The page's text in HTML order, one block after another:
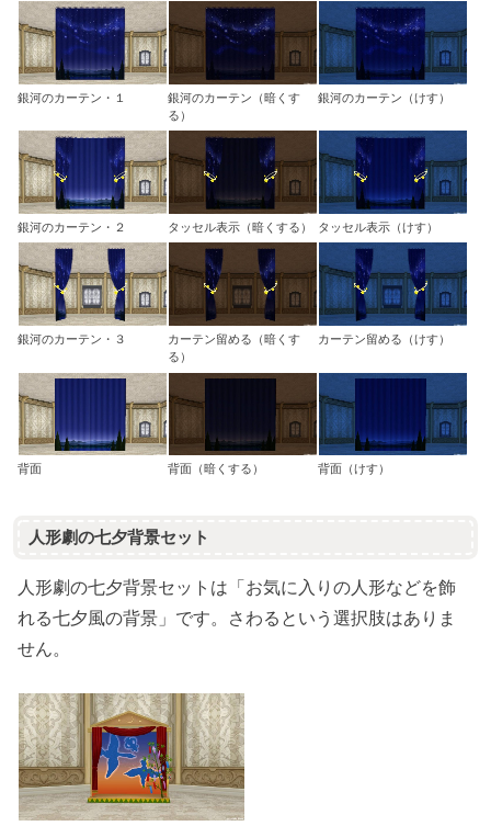
銀河のカーテン・１
銀河のカーテン（暗くす
る）
銀河のカーテン（けす）
銀河のカーテン・２ タッセル表示（暗くする） タッセル表示（けす）
銀河のカーテン・３
カーテン留める（暗くす
る）
カーテン留める（けす）
背面 背面（暗くする） 背面（けす）
人形劇の七夕背景セット
人形劇の七夕背景セットは「お気に入りの人形などを飾
れる七夕風の背景」です。さわるという選択肢はありま
せん。